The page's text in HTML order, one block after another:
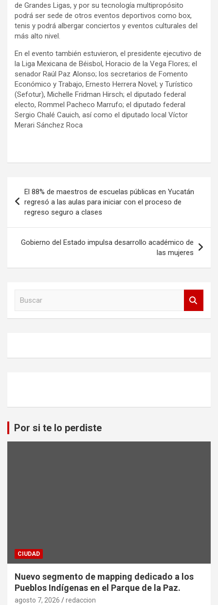
de Grandes Ligas, y por su tecnología multipropósito
podrá ser sede de otros eventos deportivos como box,
tenis y podrá albergar conciertos y eventos culturales del
más alto nivel.
En el evento también estuvieron, el presidente ejecutivo de
la Liga Mexicana de Béisbol, Horacio de la Vega Flores; el
senador Raúl Paz Alonso; los secretarios de Fomento
Económico y Trabajo, Ernesto Herrera Novel; y Turístico
(Sefotur), Michelle Fridman Hirsch; el diputado federal
electo, Rommel Pacheco Marrufo; el diputado federal
Sergio Chalé Cauich, así como el diputado local Víctor
Merari Sánchez Roca
de
entradas
El 88% de maestros de escuelas públicas en Yucatán
regresó a las aulas para iniciar con el proceso de
regreso seguro a clases
Gobierno del Estado impulsa desarrollo académico de
las mujeres
Por si te lo perdiste
CIUDAD
Nuevo segmento de mapping dedicado a los
Pueblos Indígenas en el Parque de la Paz.
agosto 7, 2026 redaccion